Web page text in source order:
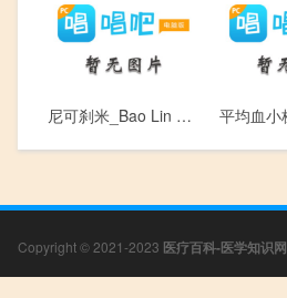
尼可刹米_Bao Lin Dan Jian
Copyright © 2021-2023 医疗百科-医学知识网